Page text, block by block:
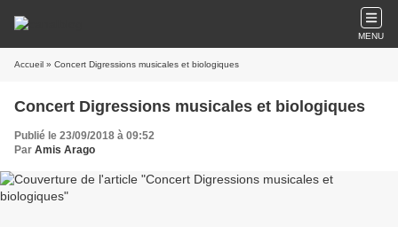
MENU
Accueil » Concert Digressions musicales et biologiques
Concert Digressions musicales et biologiques
Publié le 23/09/2018 à 09:52
Par Amis Arago